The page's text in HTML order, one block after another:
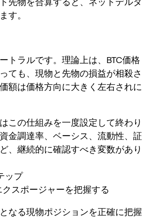
す。
トラルです。理論上は、BTC価格
ても、現物と先物の損益が相殺さ
額は価格方向に大きく左右されに
この仕組みを一度設定して終わり
金調達率、ベーシス、流動性、証
、継続的に確認すべき変数があり
ップ
クスポージャーを把握する
なる現物ポジションを正確に把握